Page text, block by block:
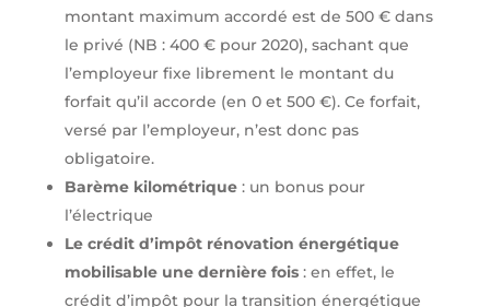
montant maximum accordé est de 500 € dans
le privé (NB : 400 € pour 2020), sachant que
l’employeur fixe librement le montant du
forfait qu’il accorde (en 0 et 500 €). Ce forfait,
versé par l’employeur, n’est donc pas
obligatoire.
Barème kilométrique: un bonus pour
l’électrique
Le crédit d’impôt rénovation énergétique
mobilisable une dernière fois: en effet, le
crédit d’impôt pour la transition énergétique